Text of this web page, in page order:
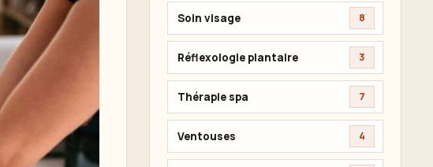
Soin visage 8
Réflexologie plantaire 3
Thérapie spa 7
Ventouses 4